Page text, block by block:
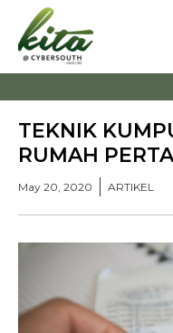
TEKNIK
RUMAH
May 20, 2020 ARTIKEL